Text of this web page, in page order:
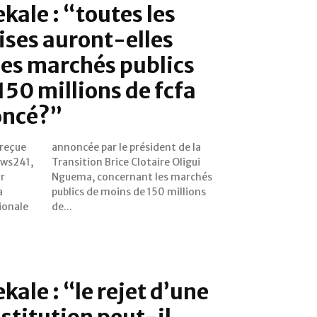
: “toutes les
auront-elles
marchés publics
millions de fcfa
la
de...
: “le rejet d’une